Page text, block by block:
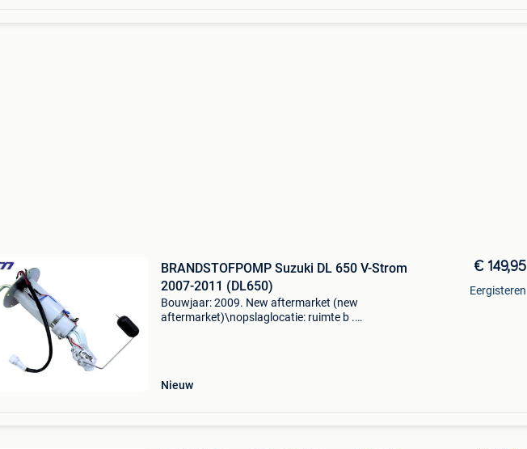
BRANDSTOFPOMP Suzuki DL 650 V-Strom
2007-2011 (DL650)
Bouwjaar: 2009. New aftermarket (new
aftermarket)\nopslaglocatie: ruimte b .
Nieuw
€ 149,95
Eergisteren